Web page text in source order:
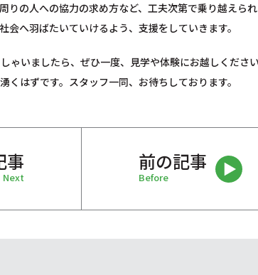
りの人への協力の求め方など、工夫次第で乗り越えら
へ羽ばたいていけるよう、支援をしていきます。
ゃいましたら、ぜひ一度、見学や体験にお越しくださ
はずです。スタッフ一同、お待ちしております。
事
Next
前の記事
Before